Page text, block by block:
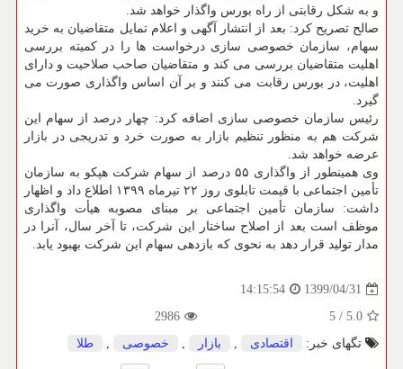
و به شکل رقابتی از راه بورس واگذار خواهد شد.
صالح تصریح کرد: بعد از انتشار آگهی و اعلام تمایل متقاضیان به خرید
سهام، سازمان خصوصی سازی درخواست ها را در کمیته بررسی
اهلیت متقاضیان بررسی می کند و متقاضیان صاحب صلاحیت و دارای
اهلیت، در بورس رقابت می کنند و بر آن اساس واگذاری صورت می
گیرد.
رئیس سازمان خصوصی سازی اضافه کرد: چهار درصد از سهام این
شرکت هم به منظور تنظیم بازار به صورت خرد و تدریجی در بازار
عرضه خواهد شد.
وی همینطور از واگذاری ۵۵ درصد از سهام شرکت هپکو به سازمان
تأمین اجتماعی با قیمت تابلوی روز ۲۲ تیرماه ۱۳۹۹ اطلاع داد و اظهار
داشت: سازمان تأمین اجتماعی بر مبنای مصوبه هیأت واگذاری
موظف است بعد از اصلاح ساختار این شرکت، تا آخر سال، آنرا در
مدار تولید قرار دهد به نحوی که بازدهی سهام این شرکت بهبود یابد.
1399/04/31
14:15:54
5.0
/
5
2986
تگهای خبر:
اقتصادی , بازار , خصوصی , طلا